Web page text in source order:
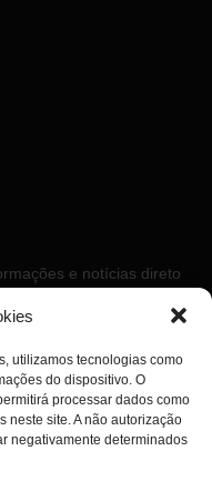
utilizamos tecnologias como
do dispositivo. O
processar dados como
neste site. A não autorização
negativamente determinados
e notícias direto